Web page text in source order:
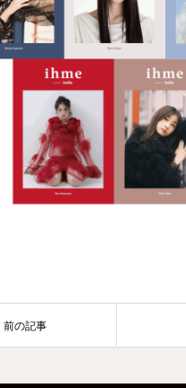
前の記事